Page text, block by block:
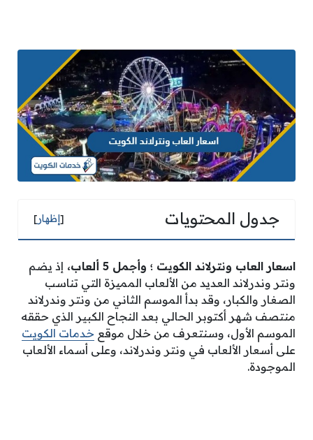
جدول المحتويات [إظهار]
اسعار العاب ونترلاند الكويت ؛ وأجمل 5 ألعاب ، إذ يضم
ونتر وندرلاند العديد من الألعاب المميزة التي تناسب
الصغار والكبار، وقد بدأ الموسم الثاني من ونتر وندرلاند
منتصف شهر أكتوبر الحالي بعد النجاح الكبير الذي حققه
الموسم الأول، وسنتعرف من خلال موقع خدمات الكويت
على أسعار الألعاب في ونتر وندرلاند، وعلى أسماء الألعاب
الموجودة.